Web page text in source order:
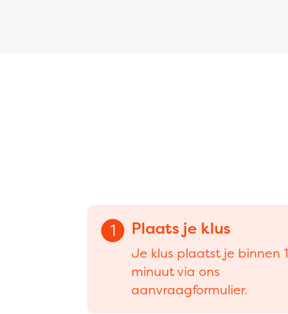
1 Plaats je klus
Je klus plaatst je binnen 1
minuut via ons
aanvraagformulier.